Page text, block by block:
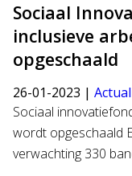
Sociaal
inclusieve
opgeschaald
26-01-2023 |
Sociaal
wordt opgeschaald
verwachting 330